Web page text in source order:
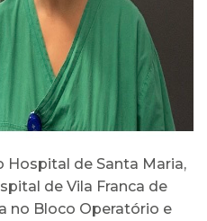
Hospital de Santa Maria,
de Vila Franca de
no Bloco Operatório e